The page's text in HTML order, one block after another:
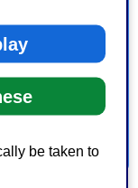
be taken to
すか？